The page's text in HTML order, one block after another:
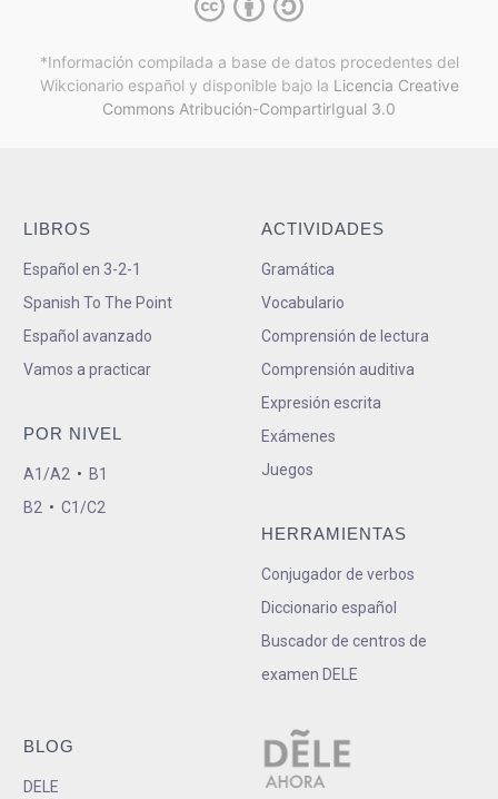
*Información compilada a base de datos procedentes del
Wikcionario español y disponible bajo la Licencia Creative
Commons Atribución-CompartirIgual 3.0
LIBROS
Español en 3-2-1
Spanish To The Point
Español avanzado
Vamos a practicar
POR NIVEL
A1/A2 • B1
B2 • C1/C2
ACTIVIDADES
Gramática
Vocabulario
Comprensión de lectura
Comprensión auditiva
Expresión escrita
Exámenes
Juegos
HERRAMIENTAS
Conjugador de verbos
Diccionario español
Buscador de centros de
examen DELE
BLOG
DELE